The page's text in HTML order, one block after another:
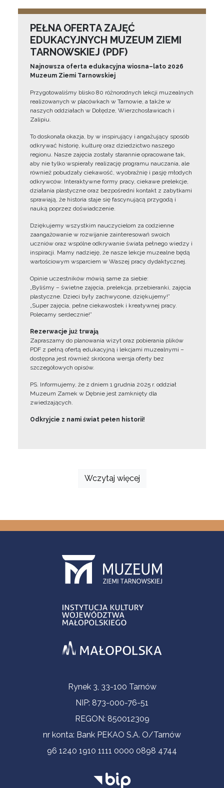
PEŁNA OFERTA ZAJĘĆ
EDUKACYJNYCH MUZEUM ZIEMI
TARNOWSKIEJ (PDF)
Najnowsza oferta edukacyjna wiosna–lato 2026
Muzeum Ziemi Tarnowskiej
Przygotowaliśmy blisko 80 różnorodnych lekcji muzealnych
realizowanych w placówkach w Tarnowie, a także w
naszych oddziałach w Dołędze, Wierzchosławicach i
Zalipiu.
To doskonała okazja, by w inspirujący i angażujący sposób
odkrywać historię, kulturę oraz dziedzictwo naszego
regionu. Nasze zajęcia zostały starannie opracowane tak,
aby nie tylko wspierały realizację programu nauczania, ale
również pobudzały ciekawość, wyobraźnię i pasję młodych
odkrywców. Interaktywne formy pracy, ciekawe prelekcje,
działania plastyczne oraz bezpośredni kontakt z zabytkami
sprawiają, że historia staje się fascynującą przygodą i
nauką poprzez doświadczenie.
Dziękujemy wszystkim nauczycielom za codzienne
zaangażowanie w rozwijanie zainteresowań swoich
uczniów oraz wspólne odkrywanie świata pełnego wiedzy i
inspiracji. Mamy nadzieję, że nasze lekcje muzealne będą
wartościowym wsparciem w Waszej pracy dydaktycznej.
Opinie uczestników mówią same za siebie:
„Byliśmy – świetne zajęcia, prelekcja, przebieranki, zajęcia
plastyczne. Dzieci były zachwycone, dziękujemy!”
„Super zajęcia, pełne ciekawostek i kreatywnej pracy.
Polecamy serdecznie!”
Rezerwacje już trwają
Zapraszamy do planowania wizyt oraz pobierania plików
PDF z pełną ofertą edukacyjną i lekcjami muzealnymi –
dostępna jest również skrócona wersja oferty bez
szczegółowych opisów.
PS. Informujemy, że z dniem 1 grudnia 2025 r. oddział
Muzeum Zamek w Dębnie jest zamknięty dla
zwiedzających.
Odkryjcie z nami świat pełen historii!
Wczytaj więcej
Informacje kontaktoweRynek 3, 33-100 Tarnów
NIP: 873-000-76-51
REGON: 850012309
nr konta: Bank PEKAO S.A. O/Tarnów
96 1240 1910 1111 0000 0898 4744